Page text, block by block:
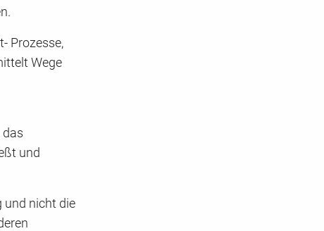
Prozesse,
Wege
und
und nicht die